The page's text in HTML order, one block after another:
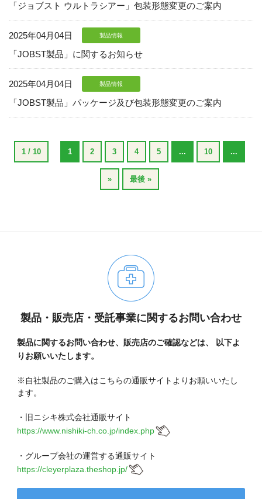
「ジョブスト ウルトラシアー」包装形態変更のご案内
2025年04月04日 製品情報
「JOBST製品」に関するお知らせ
2025年04月04日 製品情報
「JOBST製品」パッケージ及び包装形態変更のご案内
1 / 10 1 2 3 4 5 ... 10 ...
» 最後 »
製品・販売店・受託事業に関するお問い合わせ
製品に関するお問い合わせ、販売店のご確認などは、
以下よ
りお願いいたします。
※自社製品のご購入はこちらの通販サイトよりお願いいたし
ます。
・旧ニシキ株式会社通販サイト
https://www.nishiki-ch.co.jp/index.php
・グループ会社の運営する通販サイト
https://cleyerplaza.theshop.jp/